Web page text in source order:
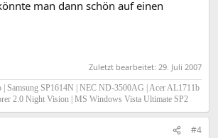
man dann schön auf einen
Zuletzt bearbeitet: 29. Juli 2007
SP1614N | NEC ND-3500AG | Acer AL1711b
2.0 Night Vision | MS Windows Vista Ultimate SP2
#4